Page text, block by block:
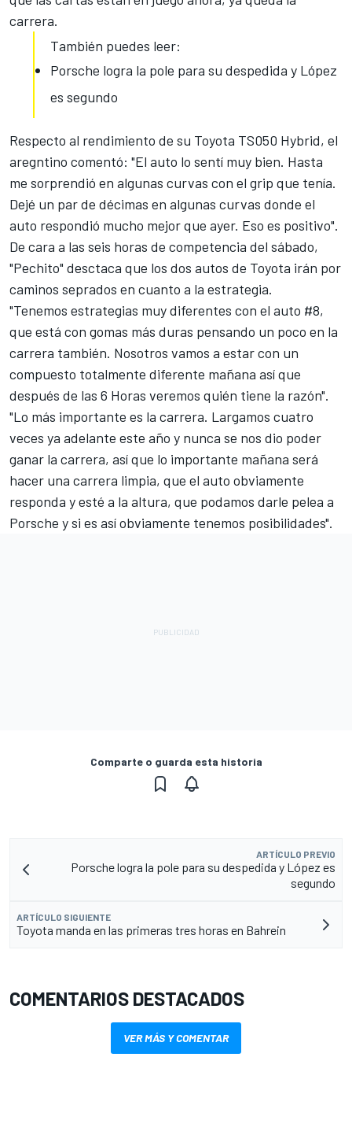
carrera.
También puedes leer:
Porsche logra la pole para su despedida y López
es segundo
Respecto al rendimiento de su Toyota TS050 Hybrid, el
aregntino comentó: "El auto lo sentí muy bien. Hasta
me sorprendió en algunas curvas con el grip que tenía.
Dejé un par de décimas en algunas curvas donde el
auto respondió mucho mejor que ayer. Eso es positivo".
De cara a las seis horas de competencia del sábado,
"Pechito" desctaca que los dos autos de Toyota irán por
caminos seprados en cuanto a la estrategia.
"Tenemos estrategias muy diferentes con el auto #8,
que está con gomas más duras pensando un poco en la
carrera también. Nosotros vamos a estar con un
compuesto totalmente diferente mañana así que
después de las 6 Horas veremos quién tiene la razón".
"Lo más importante es la carrera. Largamos cuatro
veces ya adelante este año y nunca se nos dio poder
ganar la carrera, así que lo importante mañana será
hacer una carrera limpia, que el auto obviamente
responda y esté a la altura, que podamos darle pelea a
Porsche y si es así obviamente tenemos posibilidades".
Comparte o guarda esta historia
ARTÍCULO PREVIO
Porsche logra la pole para su despedida y López es
segundo
ARTÍCULO SIGUIENTE
Toyota manda en las primeras tres horas en Bahrein
COMENTARIOS DESTACADOS
VER MÁS Y COMENTAR